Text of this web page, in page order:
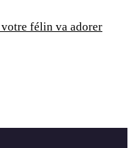
félin va adorer